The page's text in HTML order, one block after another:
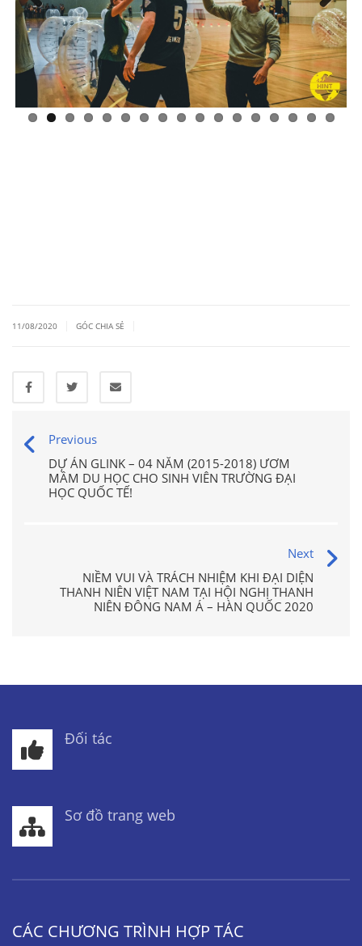
Previous Next
11/08/2020 GÓC CHIA SẺ
Previous
DỰ ÁN GLINK – 04 NĂM (2015-2018) ƯƠM
MẦM DU HỌC CHO SINH VIÊN TRƯỜNG ĐẠI
HỌC QUỐC TẾ!
Next
NIỀM VUI VÀ TRÁCH NHIỆM KHI ĐẠI DIỆN
THANH NIÊN VIỆT NAM TẠI HỘI NGHỊ THANH
NIÊN ĐÔNG NAM Á – HÀN QUỐC 2020
Đối tác
Sơ đồ trang web
CÁC CHƯƠNG TRÌNH HỢP TÁC